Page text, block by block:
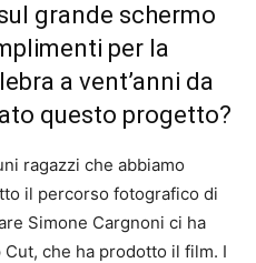
grande schermo
per la
a vent’anni da
questo progetto?
ragazzi che abbiamo
il percorso fotografico di
Simone Cargnoni ci ha
che ha prodotto il film. I